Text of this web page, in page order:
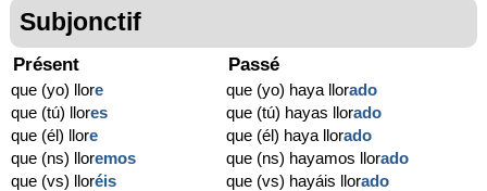
Subjonctif
Présent
que (yo) llore
que (tú) llores
que (él) llore
que (ns) lloremos
que (vs) lloréis
Passé
que (yo) haya llorado
que (tú) hayas llorado
que (él) haya llorado
que (ns) hayamos llorado
que (vs) hayáis llorado